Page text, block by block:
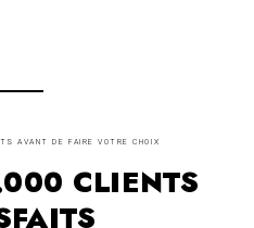
AVANT DE FAIRE VOTRE CHOIX
CLIENTS